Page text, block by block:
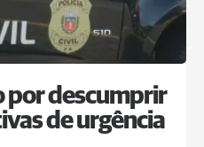
por descumprir
de urgência